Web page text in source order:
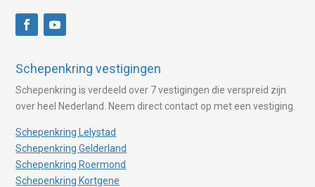
Schepenkring vestigingen
Schepenkring is verdeeld over 7 vestigingen die verspreid zijn
over heel Nederland. Neem direct contact op met een vestiging.
Schepenkring Lelystad
Schepenkring Gelderland
Schepenkring Roermond
Schepenkring Kortgene